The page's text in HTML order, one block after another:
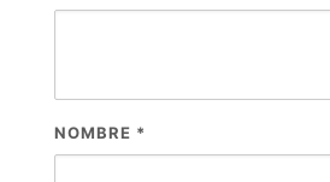
NOMBRE *